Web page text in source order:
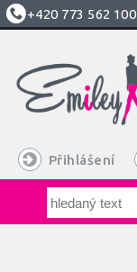
+420 773 562 100
Přihlášení